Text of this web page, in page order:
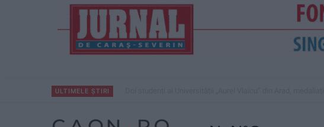
ULTIMELE ȘTIRI